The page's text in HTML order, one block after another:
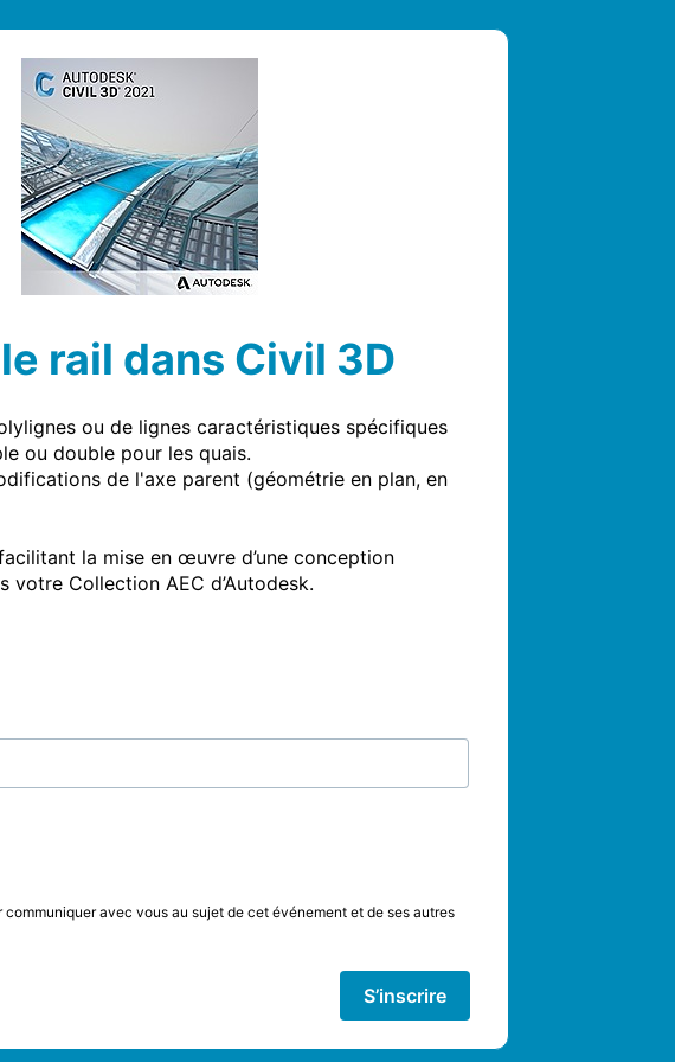
rail dans Civil 3D
ou de lignes caractéristiques spécifiques
ou double pour les quais.
de l'axe parent (géométrie en plan, en
la mise en œuvre d’une conception
Collection AEC d’Autodesk.
avec vous au sujet de cet événement et de ses autres
S’inscrire